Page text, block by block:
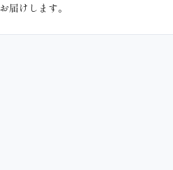
届けします。